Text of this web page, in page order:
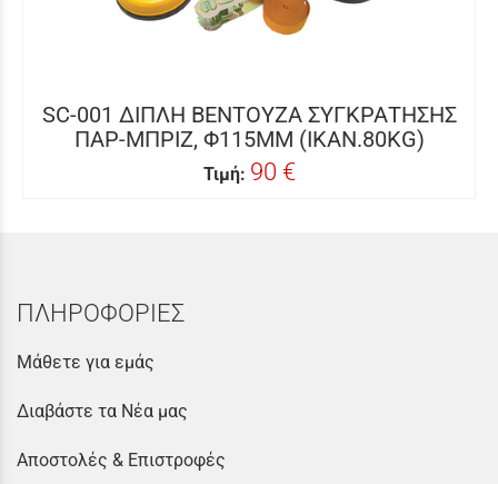
SC-001 ΔΙΠΛΗ ΒΕΝΤΟΥΖΑ ΣΥΓΚΡΑΤΗΣΗΣ
ΠΑΡ-ΜΠΡΙΖ, Φ115MM (ΙΚΑΝ.80KG)
Τιμή: 90 €
ΠΛΗΡΟΦΟΡΙΕΣ
Μάθετε για εμάς
Διαβάστε τα Νέα μας
Αποστολές & Επιστροφές